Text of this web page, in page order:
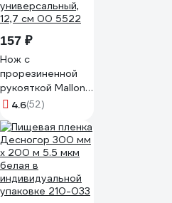
157 ₽
Нож с
прорезиненной
рукояткой Mallony
ARCOBALENO
универсальный,
12,7 см 00 5522
4.6(52)